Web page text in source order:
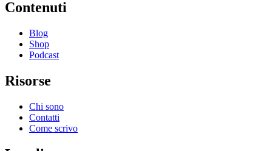
Contenuti
Blog
Shop
Podcast
Risorse
Chi sono
Contatti
Come scrivo